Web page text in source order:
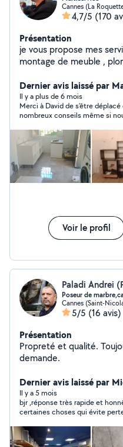
Cannes (La
4,7/5 (170
Présentation
je vous propose mes
montage de meuble ,
cuisine, store et volet
d'autres interventions.
palace pendant plusieurs
pannes devis et renseignement gratuit sur déplacement
propre et ponctuel
Dernier avis laissé par
Il y a plus de 6 mois
Merci à David de s’être
nombreux conseils même si
Voir le profil
Paladi Andrei
Poseur de
Cannes (Saint-
5/5 (16 avis)
Présentation
Propreté et qualité.
demande.
Dernier avis laissé par
Il y a 5 mois
bjr ,réponse très rapide et
certaines choses qui évite